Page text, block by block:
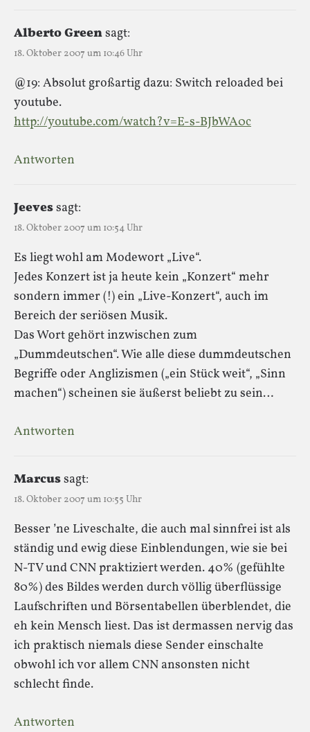
Alberto Greensagt:
18. Oktober 2007 um 10:46 Uhr
@19: Absolut großartig dazu: Switch reloaded bei
youtube.
http://youtube.com/watch?v=E-s-BJbWA0c
Antworten
Jeevessagt:
18. Oktober 2007 um 10:54 Uhr
Es liegt wohl am Modewort „Live“.
Jedes Konzert ist ja heute kein „Konzert“ mehr
sondern immer (!) ein „Live-Konzert“, auch im
Bereich der seriösen Musik.
Das Wort gehört inzwischen zum
„Dummdeutschen“. Wie alle diese dummdeutschen
Begriffe oder Anglizismen („ein Stück weit“, „Sinn
machen“) scheinen sie äußerst beliebt zu sein…
Antworten
Marcussagt:
18. Oktober 2007 um 10:55 Uhr
Besser ’ne Liveschalte, die auch mal sinnfrei ist als
ständig und ewig diese Einblendungen, wie sie bei
N-TV und CNN praktiziert werden. 40% (gefühlte
80%) des Bildes werden durch völlig überflüssige
Laufschriften und Börsentabellen überblendet, die
eh kein Mensch liest. Das ist dermassen nervig das
ich praktisch niemals diese Sender einschalte
obwohl ich vor allem CNN ansonsten nicht
schlecht finde.
Antworten